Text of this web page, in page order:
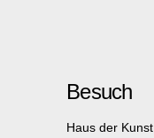
Besuch
Haus der Kunst